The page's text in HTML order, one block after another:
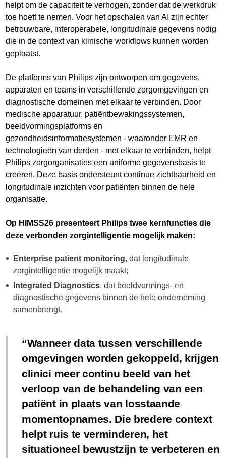
helpt om de capaciteit te verhogen, zonder dat de werkdruk
toe hoeft te nemen. Voor het opschalen van AI zijn echter
betrouwbare, interoperabele, longitudinale gegevens nodig
die in de context van klinische workflows kunnen worden
geplaatst.
De platforms van Philips zijn ontworpen om gegevens,
apparaten en teams in verschillende zorgomgevingen en
diagnostische domeinen met elkaar te verbinden. Door
medische apparatuur, patiëntbewakingssystemen,
beeldvormingsplatforms en
gezondheidsinformatiesystemen - waaronder EMR en
technologieën van derden - met elkaar te verbinden, helpt
Philips zorgorganisaties een uniforme gegevensbasis te
creëren. Deze basis ondersteunt continue zichtbaarheid en
longitudinale inzichten voor patiënten binnen de hele
organisatie.
Op HIMSS26 presenteert Philips twee kernfuncties die
deze verbonden zorgintelligentie mogelijk maken:
Enterprise patient monitoring, dat longitudinale
zorgintelligentie mogelijk maakt;
Integrated Diagnostics, dat beeldvormings- en
diagnostische gegevens binnen de hele onderneming
samenbrengt.
Wanneer data tussen verschillende
omgevingen worden gekoppeld, krijgen
clinici meer continu beeld van het
verloop van de behandeling van een
patiënt in plaats van losstaande
momentopnames. Die bredere context
helpt ruis te verminderen, het
situationeel bewustzijn te verbeteren en